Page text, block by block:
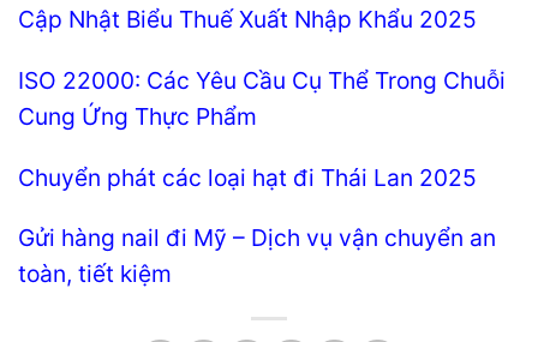
Cập Nhật Biểu Thuế Xuất Nhập Khẩu 2025
ISO 22000: Các Yêu Cầu Cụ Thể Trong Chuỗi
Cung Ứng Thực Phẩm
Chuyển phát các loại hạt đi Thái Lan 2025
Gửi hàng nail đi Mỹ – Dịch vụ vận chuyển an
toàn, tiết kiệm